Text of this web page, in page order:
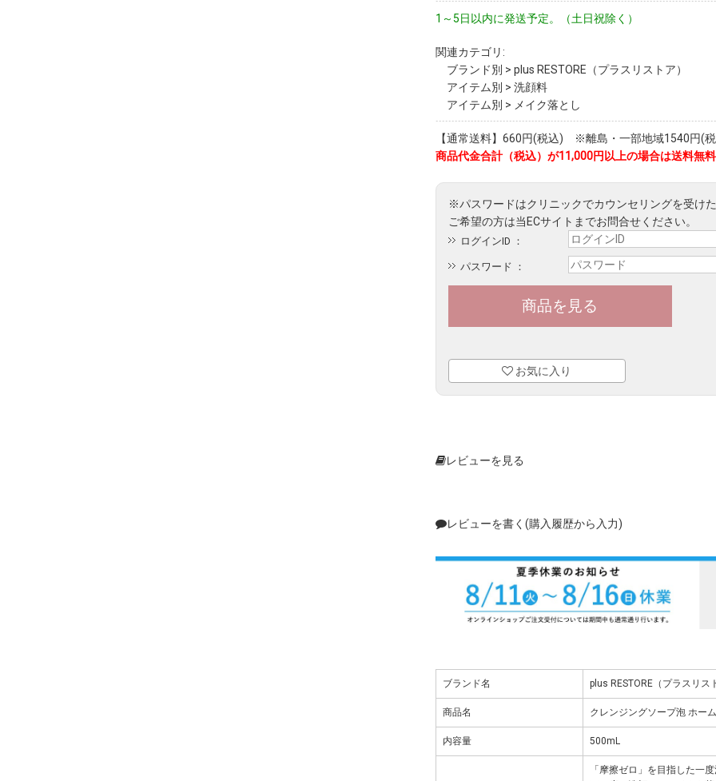
1～5日以内に発送予定。（土日祝除く）
関連カテゴリ:
ブランド別 > plus RESTORE（プラスリストア）
アイテム別 > 洗顔料
アイテム別 > メイク落とし
【通常送料】660円(税込) ※離島・一部地域1540円(
商品代金合計（税込）が11,000円以上の場合は送料無
ログインID ：
パスワード ：
お気に入り
レビューを見る
レビューを書く(購入履歴から入力)
ブランド名 plus RESTORE（プラスリス
商品名 クレンジングソープ泡 ホー
内容量 500mL
「摩擦ゼロ」を目指した一